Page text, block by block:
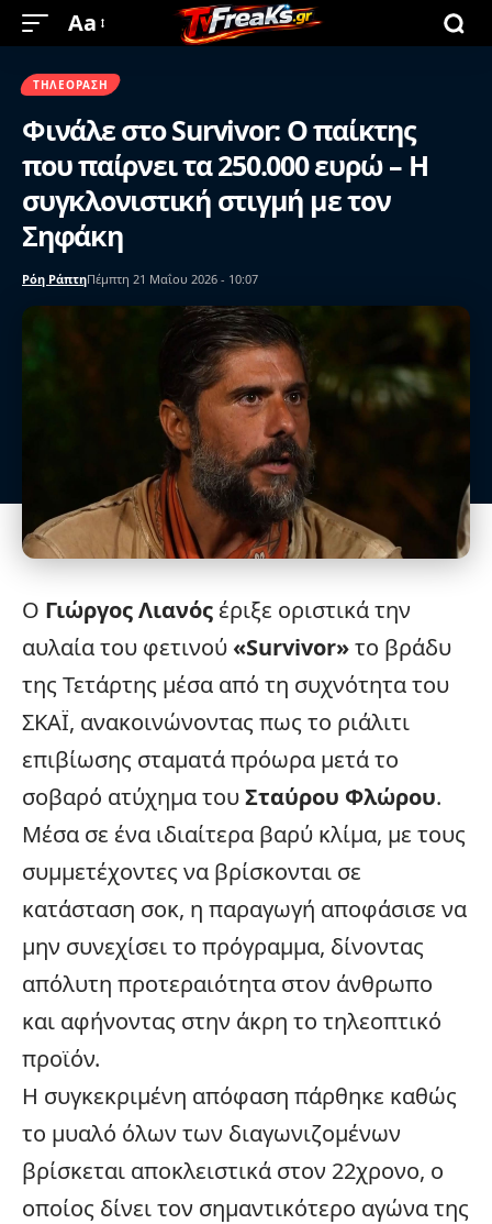
Aa
ΤΗΛΕΌΡΑΣΗ
Φινάλε στο Survivor: Ο παίκτης
που παίρνει τα 250.000 ευρώ – Η
συγκλονιστική στιγμή με τον
Σηφάκη
Ρόη ΡάπτηΠέμπτη 21 Μαΐου 2026 - 10:07
Ο Γιώργος Λιανός έριξε οριστικά την
αυλαία του φετινού «Survivor»το βράδυ
της Τετάρτης μέσα από τη συχνότητα του
ΣΚΑΪ, ανακοινώνοντας πως το ριάλιτι
επιβίωσης σταματά πρόωρα μετά το
σοβαρό ατύχηματουΣταύρου Φλώρου.
Μέσα σε ένα ιδιαίτερα βαρύ κλίμα, με τους
συμμετέχοντες να βρίσκονται σε
κατάσταση σοκ, η παραγωγή αποφάσισε να
μην συνεχίσει το πρόγραμμα, δίνοντας
απόλυτη προτεραιότητα στον άνθρωπο
και αφήνοντας στην άκρη το τηλεοπτικό
προϊόν.
Η συγκεκριμένη απόφαση πάρθηκε καθώς
το μυαλό όλων των διαγωνιζομένων
βρίσκεται αποκλειστικά στον 22χρονο, ο
οποίος δίνει τον σημαντικότερο αγώνα της